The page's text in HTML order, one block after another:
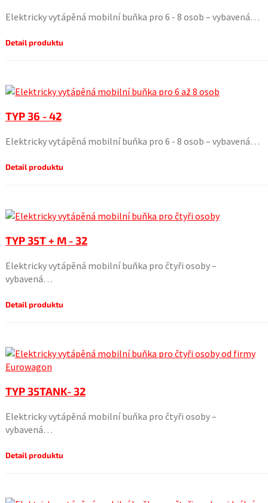
Elektricky vytápěná mobilní buňka pro 6 - 8 osob – vybavená…
Detail produktu
TYP 36 - 42
Elektricky vytápěná mobilní buňka pro 6 - 8 osob – vybavená…
Detail produktu
TYP 35T + M - 32
Elektricky vytápěná mobilní buňka pro čtyři osoby –
vybavená…
Detail produktu
TYP 35TANK- 32
Elektricky vytápěná mobilní buňka pro čtyři osoby –
vybavená…
Detail produktu